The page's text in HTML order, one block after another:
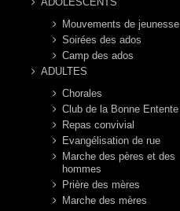
Mouvements de jeunesse
Soirées des ados
Camp des ados
ADULTES
Chorales
Club de la Bonne Entente
Repas convivial
Evangélisation de rue
Marche des pères et des
hommes
Prière des mères
Marche des mères